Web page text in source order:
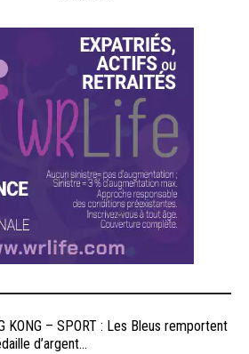
KONG – SPORT : Les Bleus remportent
d’argent...